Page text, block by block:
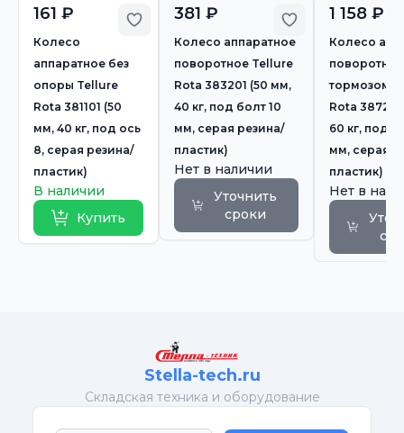
Добавить в избранное
161 ₽
Колесо
аппаратное без
опоры Tellure
Rota 381101 (50
мм, 40 кг, под ось
8, серая резина/
пластик)
В наличии
Купить
Добавить в
381 ₽
Колесо аппаратное
поворотное Tellure
Rota 383201 (50 мм,
40 кг, под болт 10
мм, серая резина/
пластик)
Нет в наличии
Уточнить
сроки
1 158 ₽
Колесо
тормозом
Rota
60 кг, под
мм, серая
пластик)
Нет в
Stella-tech.ru
Cкладская техника и оборудование